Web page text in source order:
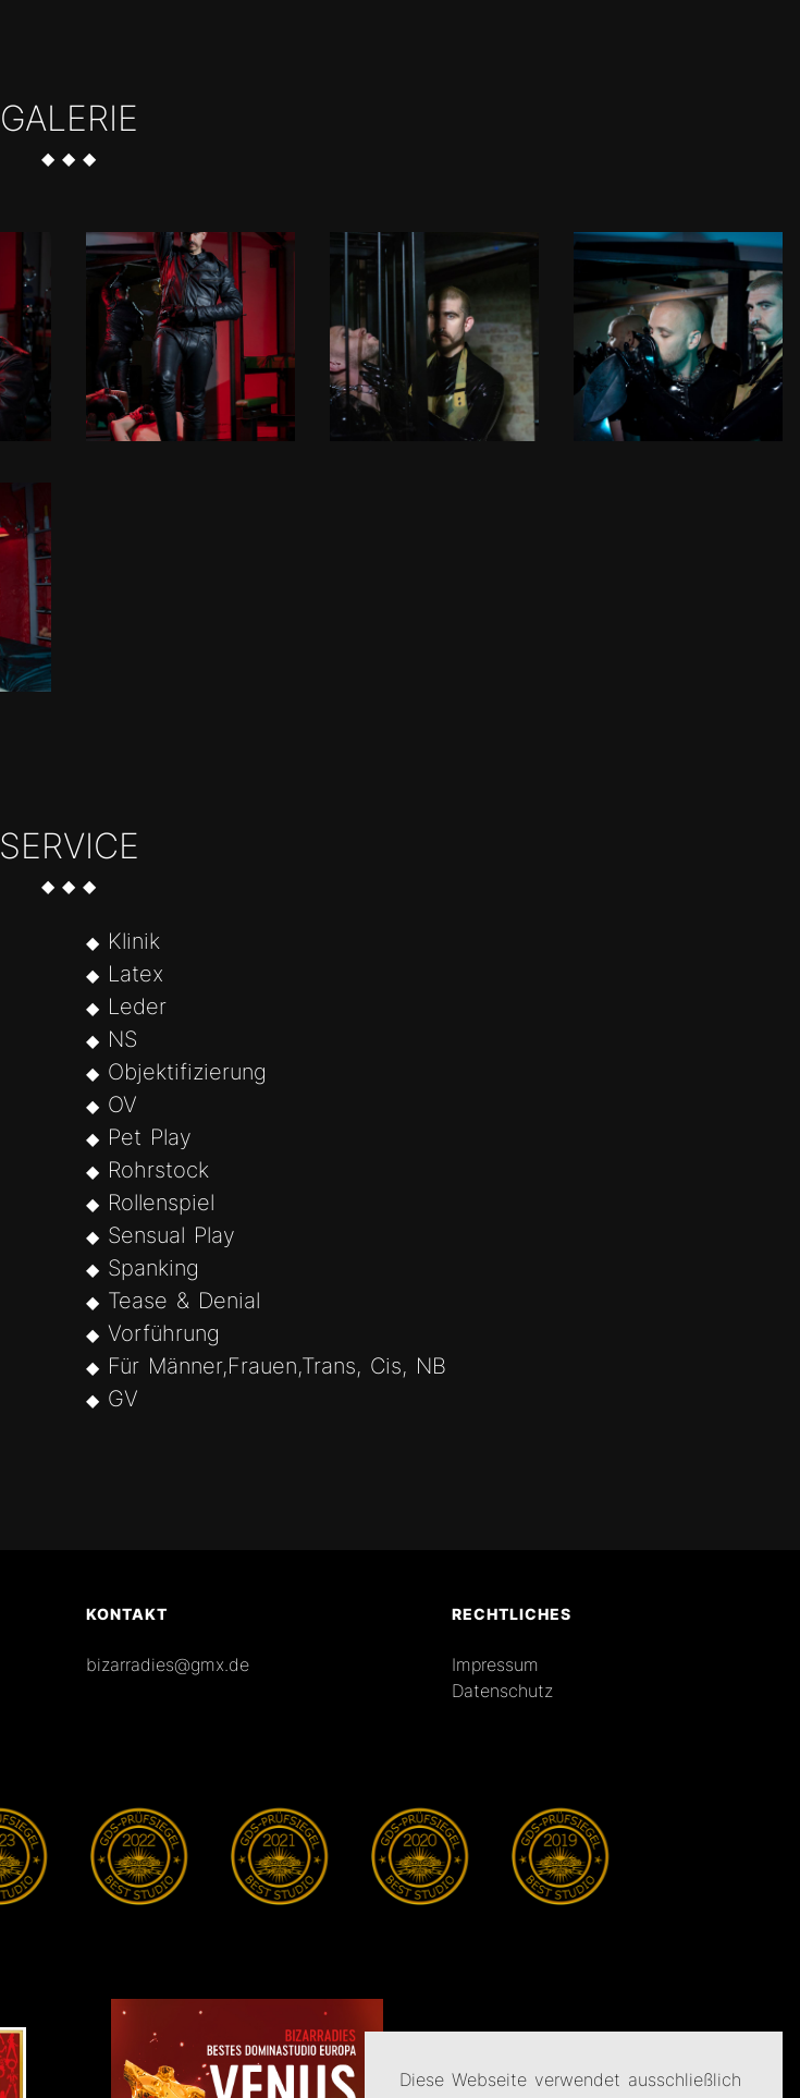
Diese Webseite verwendet ausschließlich
GALERIE
SERVICE
Klinik
Latex
Leder
NS
Objektifizierung
OV
Pet Play
Rohrstock
Rollenspiel
Sensual Play
Spanking
Tease & Denial
Vorführung
Für Männer,Frauen,Trans, Cis, NB
GV
KONTAKT
bizarradies@gmx.de
RECHTLICHES
Impressum
Datenschutz